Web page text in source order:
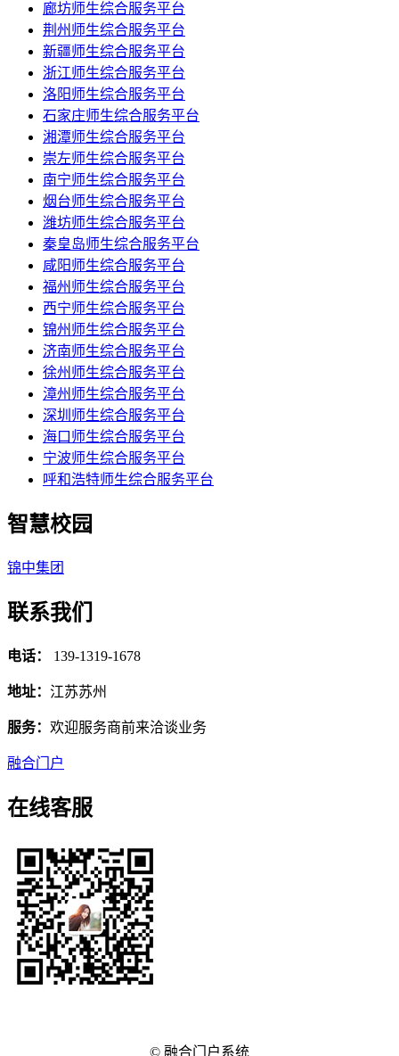
廊坊师生综合服务平台
荆州师生综合服务平台
新疆师生综合服务平台
浙江师生综合服务平台
洛阳师生综合服务平台
石家庄师生综合服务平台
湘潭师生综合服务平台
崇左师生综合服务平台
南宁师生综合服务平台
烟台师生综合服务平台
潍坊师生综合服务平台
秦皇岛师生综合服务平台
咸阳师生综合服务平台
福州师生综合服务平台
西宁师生综合服务平台
锦州师生综合服务平台
济南师生综合服务平台
徐州师生综合服务平台
漳州师生综合服务平台
深圳师生综合服务平台
海口师生综合服务平台
宁波师生综合服务平台
呼和浩特师生综合服务平台
智慧校园
锦中集团
联系我们
电话： 139-1319-1678
地址： 江苏苏州
服务： 欢迎服务商前来洽谈业务
融合门户
在线客服
© 融合门户系统